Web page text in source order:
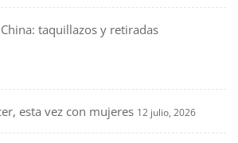
taquillazos y retiradas
esta vez con mujeres 12 julio, 2026